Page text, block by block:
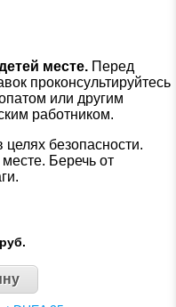
месте. Перед
проконсультируйтесь
или другим
работником.
целях безопасности.
Беречь от
руб.